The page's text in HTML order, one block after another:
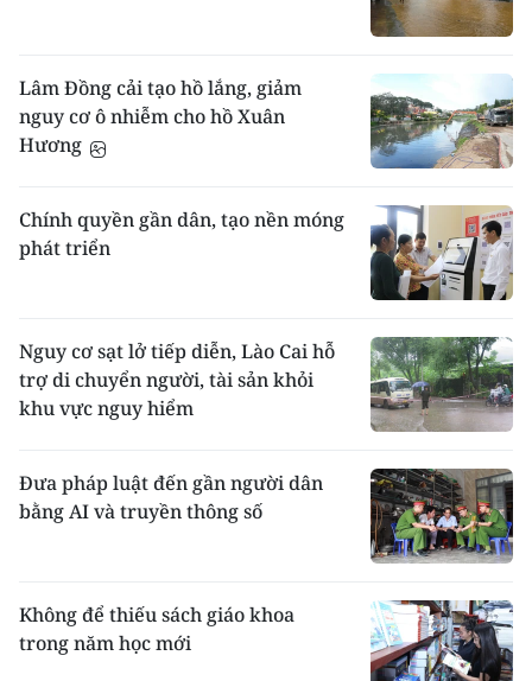
Lâm Đồng cải tạo hồ lắng, giảm
nguy cơ ô nhiễm cho hồ Xuân
Hương
Chính quyền gần dân, tạo nền móng
phát triển
Nguy cơ sạt lở tiếp diễn, Lào Cai hỗ
trợ di chuyển người, tài sản khỏi
khu vực nguy hiểm
Đưa pháp luật đến gần người dân
bằng AI và truyền thông số
Không để thiếu sách giáo khoa
trong năm học mới